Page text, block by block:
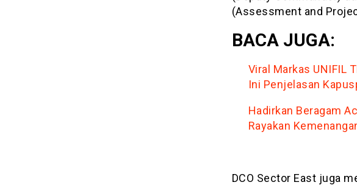
(Assessment and
BACA JUGA:
Viral Markas UNIFIL
Ini Penjelasan
Hadirkan Beragam
Rayakan
DCO Sector East juga